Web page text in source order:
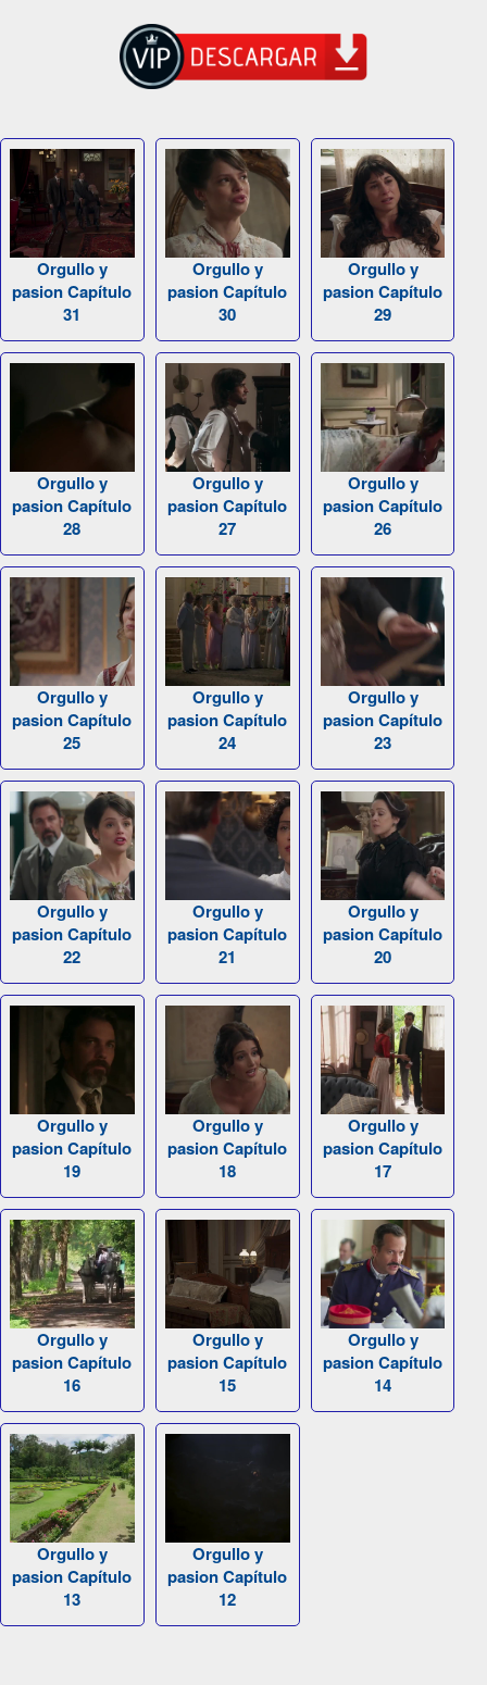
Orgullo y
pasion Capítulo
31
Orgullo y
pasion Capítulo
30
Orgullo y
pasion Capítulo
29
Orgullo y
pasion Capítulo
28
Orgullo y
pasion Capítulo
27
Orgullo y
pasion Capítulo
26
Orgullo y
pasion Capítulo
25
Orgullo y
pasion Capítulo
24
Orgullo y
pasion Capítulo
23
Orgullo y
pasion Capítulo
22
Orgullo y
pasion Capítulo
21
Orgullo y
pasion Capítulo
20
Orgullo y
pasion Capítulo
19
Orgullo y
pasion Capítulo
18
Orgullo y
pasion Capítulo
17
Orgullo y
pasion Capítulo
16
Orgullo y
pasion Capítulo
15
Orgullo y
pasion Capítulo
14
Orgullo y
pasion Capítulo
13
Orgullo y
pasion Capítulo
12